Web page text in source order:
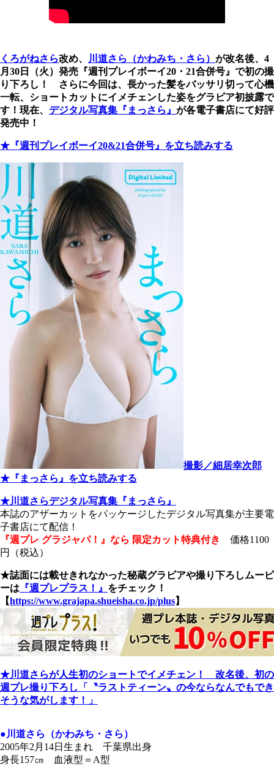
くろがねさら改め、 川道さら（かわみち・さら） が改名後、4
月30日（火）発売『週刊プレイボーイ20・21合併号』で初の撮
り下ろし！ さらに今回は、長かった髪をバッサリ切って心機
一転、ショートカットにイメチェンした姿をグラビア初披露で
す！現在、 デジタル写真集『まっさら』 が各電子書店にて好評
発売中！
★『週刊プレイボーイ20&21合併号』を立ち読みする
撮影／細居幸次郎
★『まっさら』を立ち読みする
★川道さらデジタル写真集『まっさら』
本誌のアザーカットをパッケージしたデジタル写真集が主要電
子書店にて配信！
『週プレ グラジャパ！』なら 限定カット特典付き
価格1100
円（税込）
★誌面には載せきれなかった秘蔵グラビアや撮り下ろしムービ
ーは 『週プレプラス！』 をチェック！
【https://www.grajapa.shueisha.co.jp/plus】
★川道さらが人生初のショートでイメチェン！ 改名後、初の
週プレ撮り下ろし「〝ラストティーン〟の今ならなんでもでき
そうな気がします！」
●川道さら（かわみち・さら）
2005年2月14日生まれ 千葉県出身
身長157㎝ 血液型＝A型